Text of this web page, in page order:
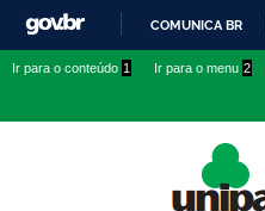
conteúdo
COMUNICA BR
Ir para o conteúdo 1 Ir para o menu 2